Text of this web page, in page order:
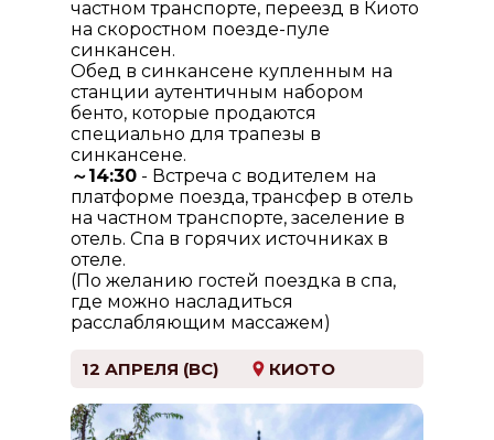
частном транспорте, переезд в Киото
на скоростном поезде-пуле
синкансен.
Обед в синкансене купленным на
станции аутентичным набором
бенто, которые продаются
специально для трапезы в
синкансене.
～14:30 - Встреча с водителем на
платформе поезда, трансфер в отель
на частном транспорте, заселение в
отель. Спа в горячих источниках в
отеле.
(По желанию гостей поездка в спа,
где можно насладиться
расслабляющим массажем)
12 АПРЕЛЯ (ВС) КИОТО